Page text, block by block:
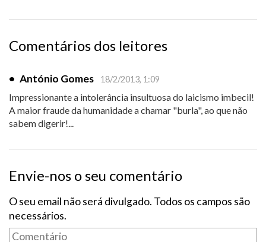
Comentários dos leitores
• António Gomes 18/2/2013, 1:09
Impressionante a intolerância insultuosa do laicismo imbecil!
A maior fraude da humanidade a chamar "burla", ao que não
sabem digerir!...
Envie-nos o seu comentário
O seu email não será divulgado. Todos os campos são
necessários.